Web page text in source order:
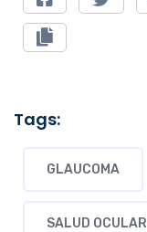
Tags:
GLAUCOMA
SALUD OCULAR